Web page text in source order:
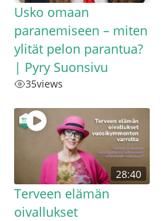
Usko omaan
paranemiseen – miten
ylität pelon parantua?
| Pyry Suonsivu
35views
28:40
Terveen elämän
oivallukset